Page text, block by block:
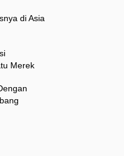
di Asia
Merek